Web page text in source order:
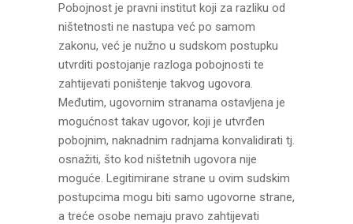
Pobojnost je pravni institut koji za razliku od
ništetnosti ne nastupa već po samom
zakonu, već je nužno u sudskom postupku
utvrditi postojanje razloga pobojnosti te
zahtijevati poništenje takvog ugovora.
Međutim, ugovornim stranama ostavljena je
mogućnost takav ugovor, koji je utvrđen
pobojnim, naknadnim radnjama konvalidirati tj.
osnažiti, što kod ništetnih ugovora nije
moguće. Legitimirane strane u ovim sudskim
postupcima mogu biti samo ugovorne strane,
a treće osobe nemaju pravo zahtijevati